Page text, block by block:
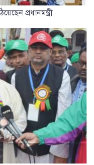
প্রধানমন্ত্রী